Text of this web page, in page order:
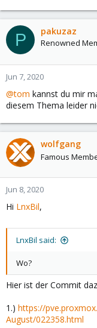
P pakuzaz
Renowned
Jun 7, 2020
@tom kannst du mir
diesem Thema leider
wolfgang
Famous
Jun 8, 2020
Hi LnxBil,
LnxBil said:
Wo?
Hier ist der Commit
1.) https://
August/022358.html